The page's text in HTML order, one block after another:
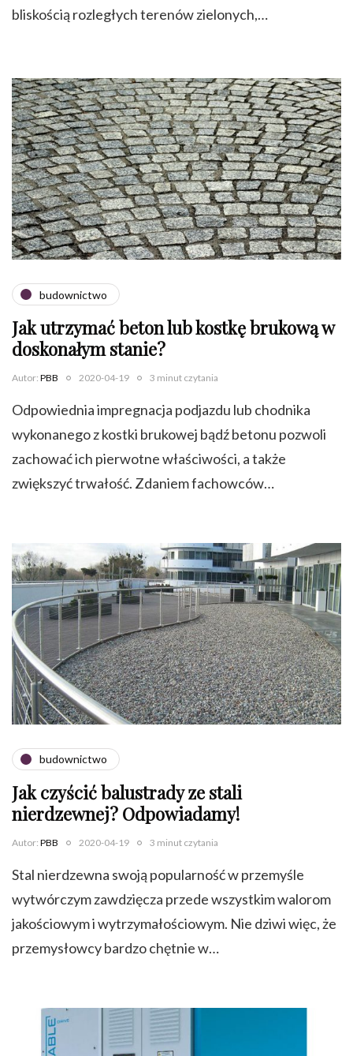
bliskością rozległych terenów zielonych,…
budownictwo
Jak utrzymać beton lub kostkę brukową w
doskonałym stanie?
Autor: PBB 2020-04-19 3 minut czytania
Odpowiednia impregnacja podjazdu lub chodnika
wykonanego z kostki brukowej bądź betonu pozwoli
zachować ich pierwotne właściwości, a także
zwiększyć trwałość. Zdaniem fachowców…
budownictwo
Jak czyścić balustrady ze stali
nierdzewnej? Odpowiadamy!
Autor: PBB 2020-04-19 3 minut czytania
Stal nierdzewna swoją popularność w przemyśle
wytwórczym zawdzięcza przede wszystkim walorom
jakościowym i wytrzymałościowym. Nie dziwi więc, że
przemysłowcy bardzo chętnie w…